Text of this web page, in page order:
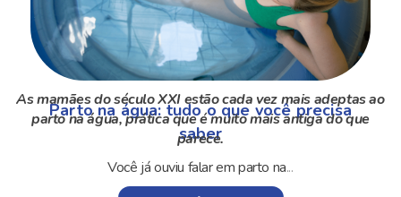
Parto na água: tudo o que você precisa
saber
As mamães do século XXI estão cada vez mais adeptas ao
parto na água, prática que é muito mais antiga do que
parece.
Você já ouviu falar em parto na...